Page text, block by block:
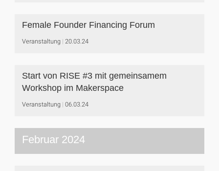
Female Founder Financing Forum
Veranstaltung 20.03.24
Start von RISE #3 mit gemeinsamem
Workshop im Makerspace
Veranstaltung 06.03.24
Februar 2024